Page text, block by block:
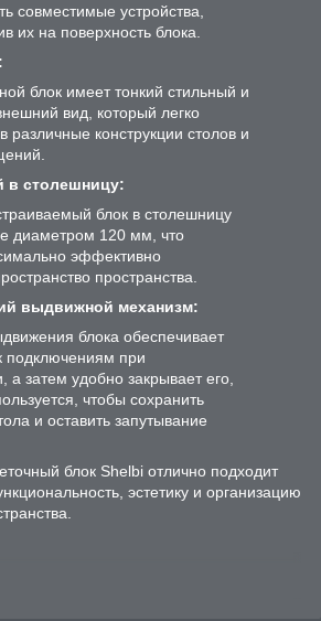
совместимые устройства,
их на поверхность блока.
блок имеет тонкий стильный и
вид, который легко
различные конструкции столов и
в столешницу:
блок в столешницу
диаметром 120 мм, что
эффективно
пространства.
выдвижной механизм:
блока обеспечивает
подключениям при
а затем удобно закрывает его,
чтобы сохранить
и оставить запутывание
блок Shelbi отлично подходит
эстетику и организацию